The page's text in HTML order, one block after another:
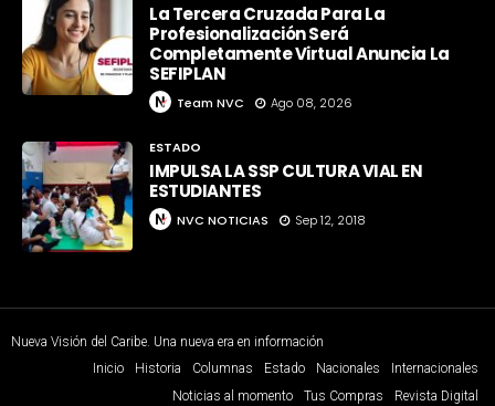
La Tercera Cruzada Para La
Profesionalización Será
Completamente Virtual Anuncia La
SEFIPLAN
Team NVC Ago 08, 2026
ESTADO
IMPULSA LA SSP CULTURA VIAL EN
ESTUDIANTES
NVC NOTICIAS Sep 12, 2018
Nueva Visión del Caribe. Una nueva era en información
Inicio
Historia Columnas Estado Nacionales
Internacionales
Noticias al momento
Tus Compras Revista Digital